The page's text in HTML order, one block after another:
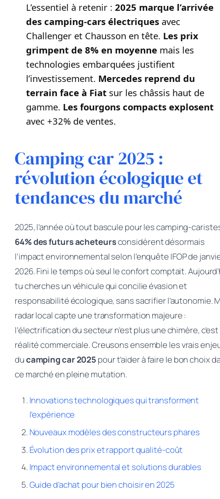
L’essentiel à retenir :2025 marque l’arrivée
des camping-cars électriques avec
Challenger et Chausson en tête. Les prix
grimpent de 8% en moyenne mais les
technologies embarquées justifient
l’investissement. Mercedes reprend du
terrain face à Fiat sur les châssis haut de
gamme. Les fourgons compacts explosent
avec +32% de ventes.
Camping car 2025 :
révolution écologique et
tendances du marché
2025, l’année où tout bascule pour les camping-
64% des futurs acheteursconsidèrent désormais
l’impact environnemental selon l’enquête IFOP de
2026. Fini le temps où seul le confort comptait.
tu cherches un véhicule qui concilie évasion et
responsabilité écologique, sans sacrifier l’autonomie.
radar local capte une transformation majeure :
l’électrification du secteur n’est plus une chimère,
réalité commerciale. Creusons ensemble les vrais
ducamping car 2025 pour t’aider à faire le bon choix
ce marché en pleine mutation.
Innovations technologiques qui transforment
l’expérience
Nouveaux modèles des constructeurs phares
Évolution des prix et rapport qualité-coût
Impact environnemental et solutions durables
Guide d’achat pour bien choisir en 2025